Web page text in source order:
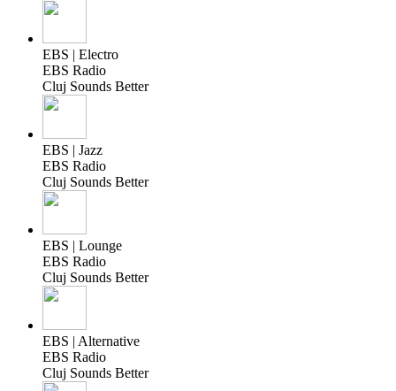
EBS | Electro
EBS Radio
Cluj Sounds Better
EBS | Jazz
EBS Radio
Cluj Sounds Better
EBS | Lounge
EBS Radio
Cluj Sounds Better
EBS | Alternative
EBS Radio
Cluj Sounds Better